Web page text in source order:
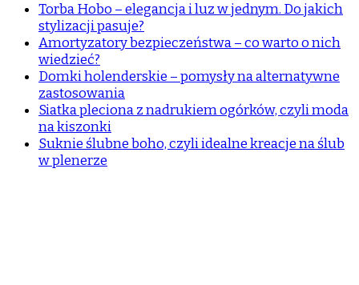
Torba Hobo – elegancja i luz w jednym. Do jakich
stylizacji pasuje?
Amortyzatory bezpieczeństwa – co warto o nich
wiedzieć?
Domki holenderskie – pomysły na alternatywne
zastosowania
Siatka pleciona z nadrukiem ogórków, czyli moda
na kiszonki
Suknie ślubne boho, czyli idealne kreacje na ślub
w plenerze